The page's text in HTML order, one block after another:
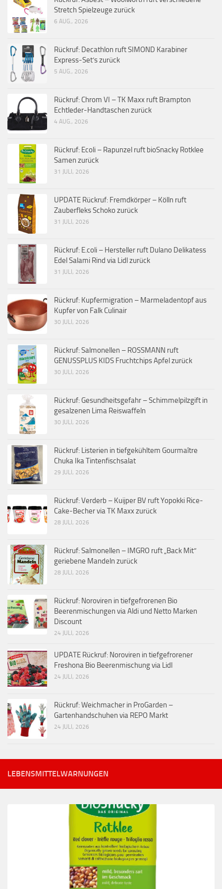
Stretch Spielzeuge zurück
6 AUG., 2026
Rückruf: Decathlon ruft SIMOND Karabiner
Express-Set’s zurück
5 AUG., 2026
Rückruf: Chrom VI – TK Maxx ruft Brampton
Echtleder-Handtaschen zurück
4 AUG., 2026
Rückruf: Ecoli – Rapunzel ruft bioSnacky Rotklee
Samen zurück
31 JULI, 2026
UPDATE Rückruf: Fremdkörper – Kölln ruft
Zauberfleks Schoko zurück
31 JULI, 2026
Rückruf: E.coli – Hersteller ruft Dulano Delikatess
Edel Salami Rind via Lidl zurück
31 JULI, 2026
Rückruf: Kupfermigration – Marmeladentopf aus
Kupfer von Falk Culinair
30 JULI, 2026
Rückruf: Salmonellen – ROSSMANN ruft
GENUSSPLUS KIDS Fruchtchips Apfel zurück
30 JULI, 2026
Rückruf: Gesundheitsgefahr – Schimmelpilzgift in
gesalzenen Lima Reiswaffeln
30 JULI, 2026
Rückruf: Listerien in tiefgekühltem Gourmaître
Chuka Ika Tintenfischsalat
29 JULI, 2026
Rückruf: Verderb – Kuijper BV ruft Yopokki Rice-
Cake-Becher via TK Maxx zurück
28 JULI, 2026
Rückruf: Salmonellen – IMGRO ruft „Back Mit“
geriebene Mandeln zurück
28 JULI, 2026
Rückruf: Noroviren in tiefgefrorenen Bio
Beerenmischungen via Aldi und Netto Marken
Discount
24 JULI, 2026
UPDATE Rückruf: Noroviren in tiefgefrorener
Freshona Bio Beerenmischung via Lidl
24 JULI, 2026
Rückruf: Weichmacher in ProGarden –
Gartenhandschuhen via REPO Markt
24 JULI, 2026
LEBENSMITTELWARNUNGEN